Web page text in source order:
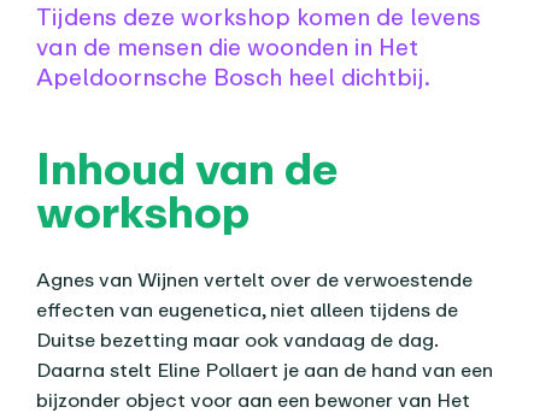
Tijdens deze workshop komen de levens
van de mensen die woonden in Het
Apeldoornsche Bosch heel dichtbij.
Inhoud van de
workshop
Agnes van Wijnen vertelt over de verwoestende
effecten van eugenetica, niet alleen tijdens de
Duitse bezetting maar ook vandaag de dag.
Daarna stelt Eline Pollaert je aan de hand van een
bijzonder object voor aan een bewoner van Het